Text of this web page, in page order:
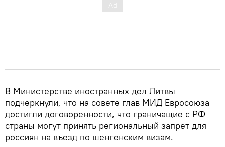
В Министерстве иностранных дел Литвы
подчеркнули, что на совете глав МИД Евросоюза
достигли договоренности, что граничащие с РФ
страны могут принять региональный запрет для
россиян на въезд по шенгенским визам.